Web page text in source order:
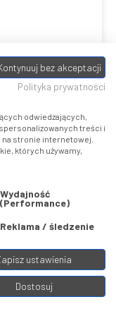
Porównaj
bez akceptacji
Polityka prywatności
odwiedzających,
treści i
na stronie internetowej.
których używamy,
Wydajność
(Performance)
Reklama / śledzenie
ustawienia
Dostosuj